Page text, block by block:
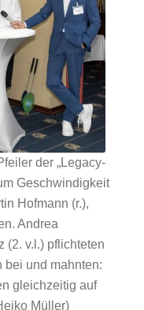
der „Legacy-
Geschwindigkeit
Hofmann (r.),
Andrea
(2. v.l.) pflichteten
bei und mahnten:
gleichzeitig auf
Müller)